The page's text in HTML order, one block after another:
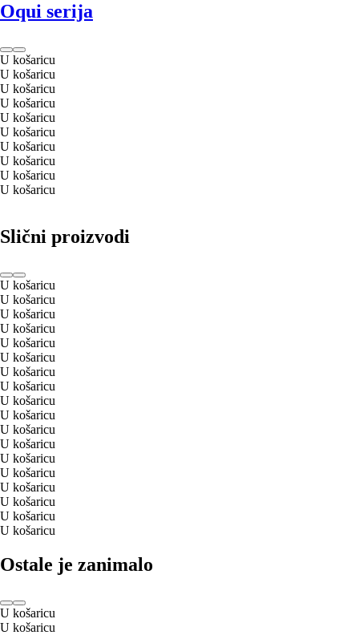
Oqui serija
U košaricu
U košaricu
U košaricu
U košaricu
U košaricu
U košaricu
U košaricu
U košaricu
U košaricu
U košaricu
Slični proizvodi
U košaricu
U košaricu
U košaricu
U košaricu
U košaricu
U košaricu
U košaricu
U košaricu
U košaricu
U košaricu
U košaricu
U košaricu
U košaricu
U košaricu
U košaricu
U košaricu
U košaricu
U košaricu
Ostale je zanimalo
U košaricu
U košaricu